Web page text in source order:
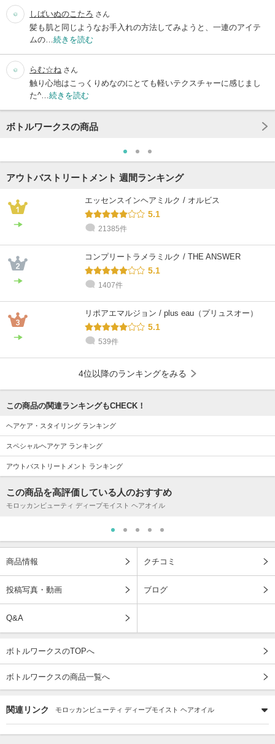
しばいぬのこたろ さん
髪も肌と同じようなお手入れの方法してみようと、一連のアイテ
ムの… 続きを読む
らむ☆ね さん
触り心地はこっくりめなのにとても軽いテクスチャーに感じまし
た^… 続きを読む
ボトルワークスの商品
アウトバストリートメント 週間ランキング
エッセンスインヘアミルク / オルビス
5.1
21385件
コンプリートラメラミルク / THE ANSWER
5.1
1407件
リポアエマルジョン / plus eau（プリュスオー）
5.1
539件
4位以降のランキングをみる
この商品の関連ランキングもCHECK！
ヘアケア・スタイリング ランキング
スペシャルヘアケア ランキング
アウトバストリートメント ランキング
この商品を高評価している人のおすすめ
モロッカンビューティ ディープモイスト ヘアオイル
商品情報 クチコミ
投稿写真・動画 ブログ
Q&A
ボトルワークスのTOPへ
ボトルワークスの商品一覧へ
関連リンク モロッカンビューティ ディープモイスト ヘアオイル